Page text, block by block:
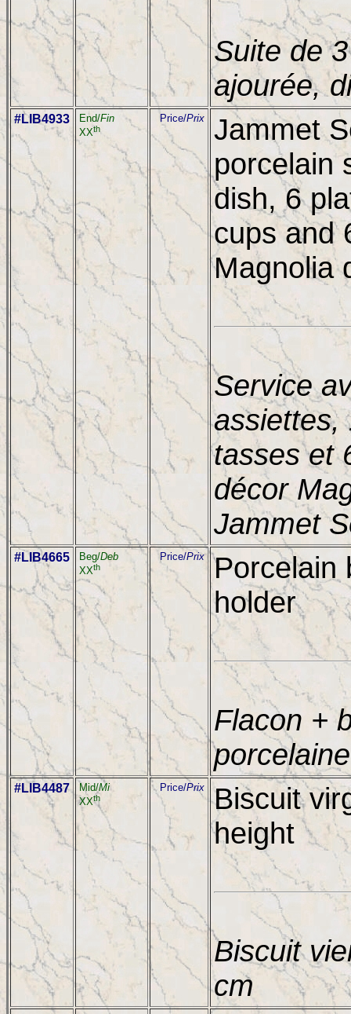
Suite de
ajourée,
#LIB4933 End/Fin
XXth
Price/Prix
Jammet
porcelain
dish, 6
cups and
Magnolia
Service
assiettes,
tasses et
décor
Jammet
#LIB4665 Beg/Deb
XXth
Price/Prix
Porcelain
holder
Flacon +
porcelaine
#LIB4487 Mid/Mi
XXth
Price/Prix
Biscuit
height
Biscuit
cm